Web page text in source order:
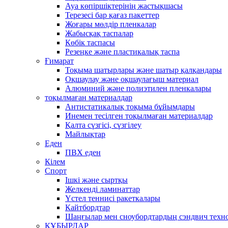
Ауа көпіршіктерінің жастықшасы
Терезесі бар қағаз пакеттер
Жоғары мөлдір пленкалар
Жабысқақ таспалар
Көбік таспасы
Резеңке және пластикалық таспа
Ғимарат
Тоқыма шатырлары және шатыр қалқандары
Оқшаулау және оқшаулағыш материал
Алюминий және полиэтилен пленкалары
тоқылмаған материалдар
Антистатикалық тоқыма бұйымдары
Инемен тесілген тоқылмаған материалдар
Қалта сүзгісі, сүзгілеу
Майлықтар
Еден
ПВХ еден
Кілем
Спорт
Ішкі және сыртқы
Желкенді ламинаттар
Үстел теннисі ракеткалары
Кайтбордтар
Шаңғылар мен сноубордтардың сэндвич
ҚҰБЫРЛАР